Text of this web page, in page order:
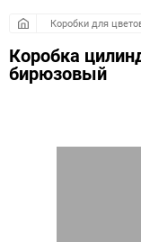
Коробки для
Коробка
бирюзовый